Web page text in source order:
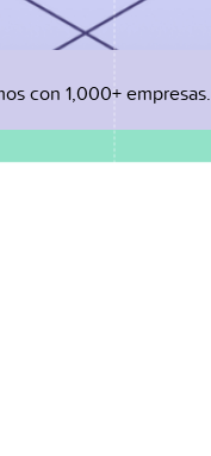
con 1,000+ empresas.